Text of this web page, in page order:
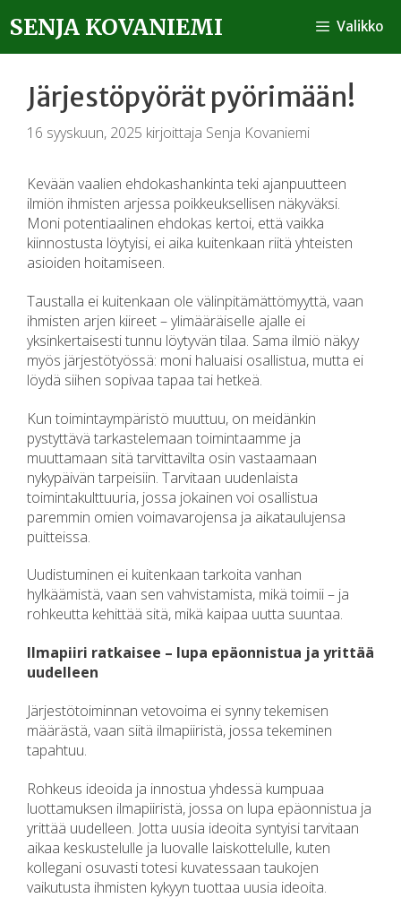
SENJA KOVANIEMI Valikko
Järjestöpyörät pyörimään!
16 syyskuun, 2025 kirjoittaja Senja Kovaniemi
Kevään vaalien ehdokashankinta teki ajanpuutteen
ilmiön ihmisten arjessa poikkeuksellisen näkyväksi.
Moni potentiaalinen ehdokas kertoi, että vaikka
kiinnostusta löytyisi, ei aika kuitenkaan riitä yhteisten
asioiden hoitamiseen.
Taustalla ei kuitenkaan ole välinpitämättömyyttä, vaan
ihmisten arjen kiireet – ylimääräiselle ajalle ei
yksinkertaisesti tunnu löytyvän tilaa. Sama ilmiö näkyy
myös järjestötyössä: moni haluaisi osallistua, mutta ei
löydä siihen sopivaa tapaa tai hetkeä.
Kun toimintaympäristö muuttuu, on meidänkin
pystyttävä tarkastelemaan toimintaamme ja
muuttamaan sitä tarvittavilta osin vastaamaan
nykypäivän tarpeisiin. Tarvitaan uudenlaista
toimintakulttuuria, jossa jokainen voi osallistua
paremmin omien voimavarojensa ja aikataulujensa
puitteissa.
Uudistuminen ei kuitenkaan tarkoita vanhan
hylkäämistä, vaan sen vahvistamista, mikä toimii – ja
rohkeutta kehittää sitä, mikä kaipaa uutta suuntaa.
Ilmapiiri ratkaisee – lupa epäonnistua ja yrittää
uudelleen
Järjestötoiminnan vetovoima ei synny tekemisen
määrästä, vaan siitä ilmapiiristä, jossa tekeminen
tapahtuu.
Rohkeus ideoida ja innostua yhdessä kumpuaa
luottamuksen ilmapiiristä, jossa on lupa epäonnistua ja
yrittää uudelleen. Jotta uusia ideoita syntyisi tarvitaan
aikaa keskustelulle ja luovalle laiskottelulle, kuten
kollegani osuvasti totesi kuvatessaan taukojen
vaikutusta ihmisten kykyyn tuottaa uusia ideoita.